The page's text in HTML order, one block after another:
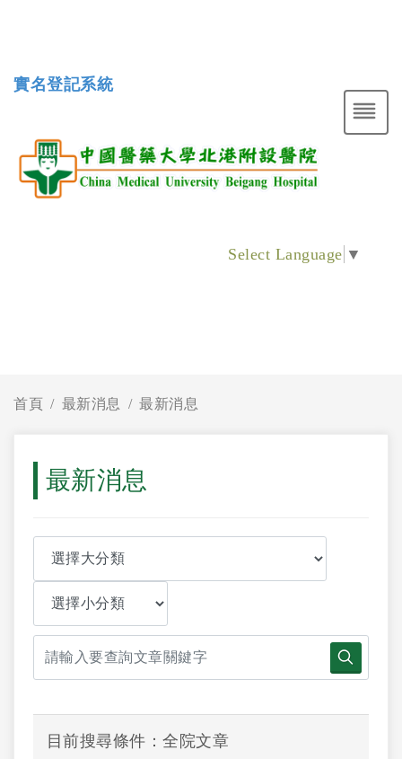
實名登記系統
Select Language ▼
首頁 最新消息 最新消息
最新消息
目前搜尋條件：全院文章